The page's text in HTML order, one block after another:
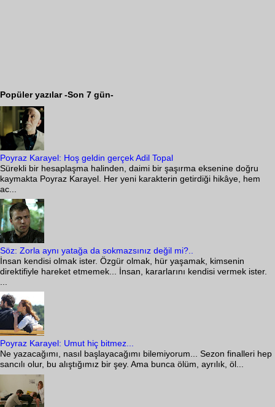
Popüler yazılar -Son 7 gün-
Poyraz Karayel: Hoş geldin gerçek Adil Topal
Sürekli bir hesaplaşma halinden, daimi bir şaşırma eksenine doğru
kaymakta Poyraz Karayel. Her yeni karakterin getirdiği hikâye, hem
ac...
Söz: Zorla aynı yatağa da sokmazsınız değil mi?..
İnsan kendisi olmak ister. Özgür olmak, hür yaşamak, kimsenin
direktifiyle hareket etmemek... İnsan, kararlarını kendisi vermek ister.
...
Poyraz Karayel: Umut hiç bitmez...
Ne yazacağımı, nasıl başlayacağımı bilemiyorum... Sezon finalleri hep
sancılı olur, bu alıştığımız bir şey. Ama bunca ölüm, ayrılık, öl...